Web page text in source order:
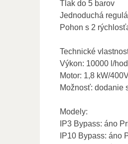
Tlak do 5 barov
Jednoduchá
Pohon s 2
Technické
Výkon: 10000 l/hod
Motor: 1,8 kW/
Možnosť: dodanie
Modely:
IP3 Bypass: áno
IP10 Bypass: áno